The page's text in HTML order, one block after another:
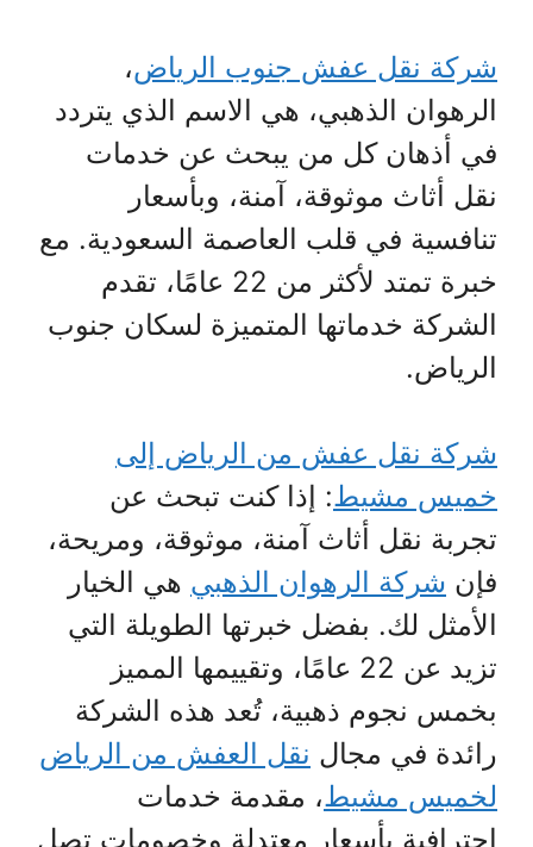
شركة نقل عفش جنوب الرياض،
الرهوان الذهبي، هي الاسم الذي يتردد
في أذهان كل من يبحث عن خدمات
نقل أثاث موثوقة، آمنة، وبأسعار
تنافسية في قلب العاصمة السعودية. مع
خبرة تمتد لأكثر من 22 عامًا، تقدم
الشركة خدماتها المتميزة لسكان جنوب
الرياض.
شركة نقل عفش من الرياض إلى
خميس مشيط: إذا كنت تبحث عن
تجربة نقل أثاث آمنة، موثوقة، ومريحة،
فإن شركة الرهوان الذهبي هي الخيار
الأمثل لك. بفضل خبرتها الطويلة التي
تزيد عن 22 عامًا، وتقييمها المميز
بخمس نجوم ذهبية، تُعد هذه الشركة
رائدة في مجال نقل العفش من الرياض
لخميس مشيط، مقدمة خدمات
احترافية بأسعار معتدلة وخصومات تصل